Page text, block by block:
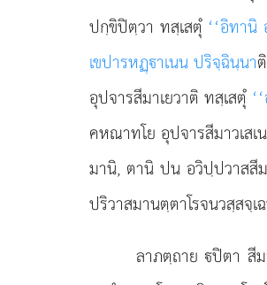
ปกฺขิปิตฺวา ทสฺเสตุํ ‘‘อิทานิ
เขปารหฏฺาเนน ปริจฺฉินฺนา
อุปจารสีมาเยวาติ ทสฺเสตุํ
คหณาทโย อุปจารสีมาวเส
มานิ, ตานิ ปน อวิปฺปวาสสี
ปริวาสมานตฺตาโรจนวสฺสจฺ
ลาภตฺถายปิตา สี